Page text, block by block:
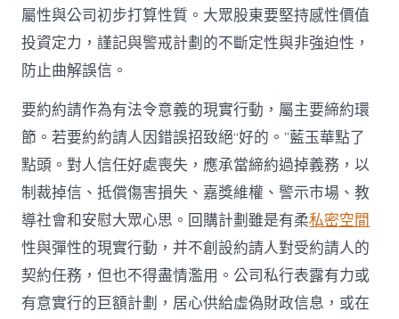
屬性與公司初步打算性質。大眾股東要堅持感性價值
投資定力，謹記與警戒計劃的不斷定性與非強迫性，
防止曲解誤信。
要約約請作為有法令意義的現實行動，屬主要締約環
節。若要約約請人因錯誤招致絕“好的。”藍玉華點了
點頭。對人信任好處喪失，應承當締約過掉義務，以
制裁掉信、抵償傷害損失、嘉獎維權、警示市場、教
導社會和安慰大眾心思。回購計劃雖是有柔私密空間
性與彈性的現實行動，并不創設約請人對受約請人的
契約任務，但也不得盡情濫用。公司私行表露有力或
有意實行的巨額計劃，居心供給虛偽財政信息，或在